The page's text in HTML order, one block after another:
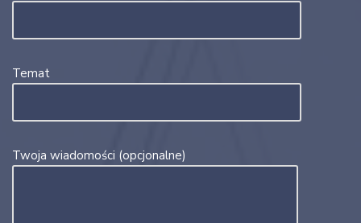
Temat
Twoja wiadomości (opcjonalne)